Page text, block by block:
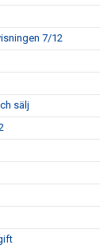
7/12
sälj